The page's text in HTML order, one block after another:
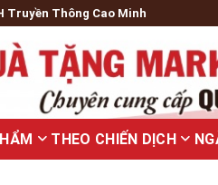
Truyền Thông Cao Minh
THEO CHIẾN DỊCH